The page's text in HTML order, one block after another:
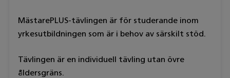
MästarePLUS-tävlingen är för studerande inom
yrkesutbildningen som är i behov av särskilt stöd.
Tävlingen är en individuell tävling utan övre
åldersgräns.